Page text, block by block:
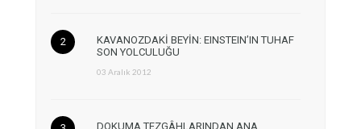
KAVANOZDAKİ BEYİN: EINSTEIN’IN TUHAF
SON YOLCULUĞU
03 Aralık 2012
DOKUMA TEZGÂHLARINDAN ANA